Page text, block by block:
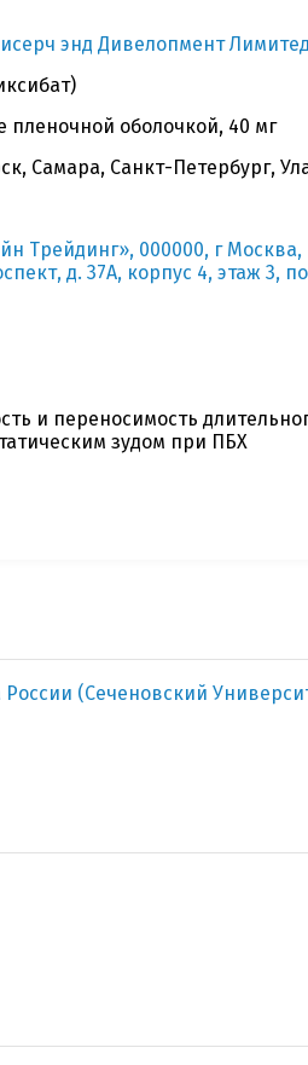
энд Дивелопмент
пленочной оболочкой, 40 мг
Самара, Санкт-Петербург,
Трейдинг», 000000, г Москва,
д. 37А, корпус 4, этаж 3,
и переносимость
зудом при ПБХ
(Сеченовский